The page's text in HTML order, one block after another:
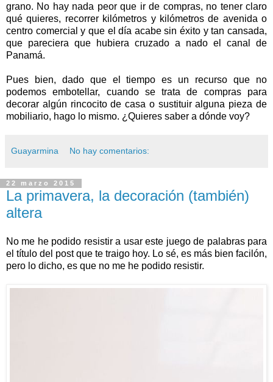
grano. No hay nada peor que ir de compras, no tener claro
qué quieres, recorrer kilómetros y kilómetros de avenida o
centro comercial y que el día acabe sin éxito y tan cansada,
que pareciera que hubiera cruzado a nado el canal de
Panamá.
Pues bien, dado que el tiempo es un recurso que no
podemos embotellar, cuando se trata de compras para
decorar algún rincocito de casa o sustituir alguna pieza de
mobiliario, hago lo mismo. ¿Quieres saber a dónde voy?
Guayarmina No hay comentarios:
22 marzo 2015
La primavera, la decoración (también)
altera
No me he podido resistir a usar este juego de palabras para
el título del post que te traigo hoy. Lo sé, es más bien facilón,
pero lo dicho, es que no me he podido resistir.